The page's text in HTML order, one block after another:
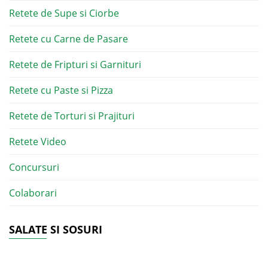
Retete de Supe si Ciorbe
Retete cu Carne de Pasare
Retete de Fripturi si Garnituri
Retete cu Paste si Pizza
Retete de Torturi si Prajituri
Retete Video
Concursuri
Colaborari
SALATE SI SOSURI